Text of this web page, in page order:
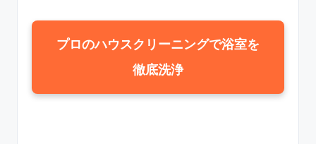
プロのハウスクリーニングで浴室を
徹底洗浄